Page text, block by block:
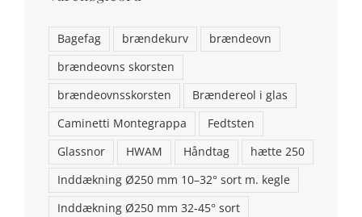
Bagefag brændekurv
brændeovn
brændeovns skorsten
brændeovnsskorsten
Brændereol i glas
Caminetti Montegrappa
Fedtsten
Glassnor
HWAM Håndtag
hætte 250
Inddækning Ø250 mm 10–32° sort m. kegle
Inddækning Ø250 mm 32-45° sort